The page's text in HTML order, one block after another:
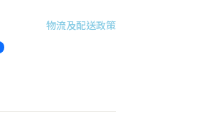
物流及配送政策